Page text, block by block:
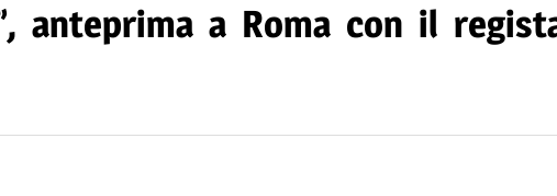
anteprima a Roma con il